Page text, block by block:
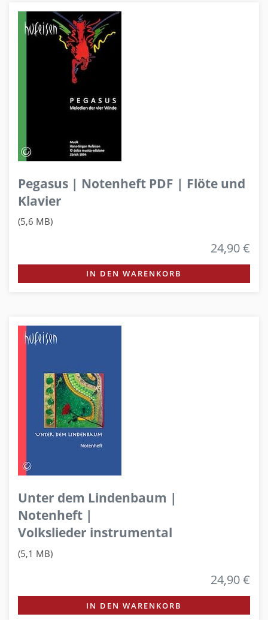
Pegasus | Notenheft PDF | Flöte und
Klavier
(5,6 MB)
24,90 €
IN DEN WARENKORB
Unter dem Lindenbaum |
Notenheft |
Volkslieder instrumental
(5,1 MB)
24,90 €
IN DEN WARENKORB